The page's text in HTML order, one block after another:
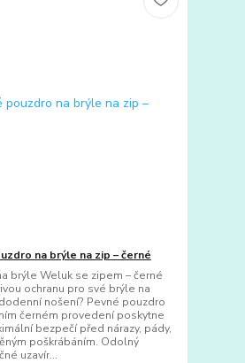
na brýle na zip – černé
brýle Weluk se zipem – černé
ochranu pro své brýle na
nošení? Pevné pouzdro
černém provedení poskytne
bezpečí před nárazy, pády,
poškrábáním. Odolný
uzavír...